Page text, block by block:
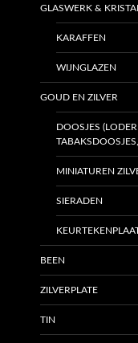
GLASWERK & KRISTAL
KARAFFEN
WIJNGLAZEN
GOUD EN ZILVER
DOOSJES
MINIATUREN
SIERADEN
BEEN
ZILVERPLATE
TIN